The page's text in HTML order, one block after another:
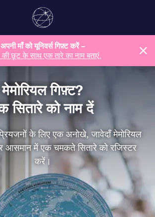
अपनी माँ को यूनिवर्स गिफ़्ट करें –
छूट के साथ एक तारे का नाम बताएं.
मेमोरियल गिफ़्ट?
सितारे को नाम दें
के लिए एक अनोखे, जावेदाँ मेमोरियल
आसमान में एक चमकते सितारे को रजिस्टर
करें।